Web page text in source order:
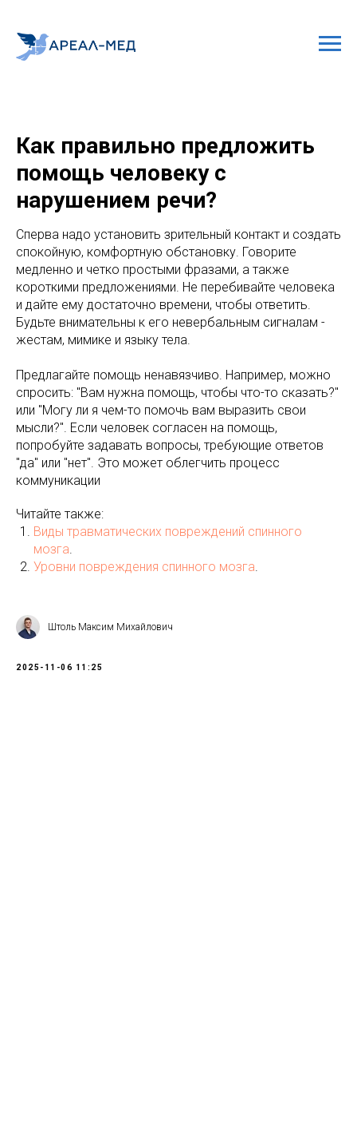
Как правильно предложить
помощь человеку с
нарушением речи?
Сперва надо установить зрительный контакт и создать
спокойную, комфортную обстановку. Говорите
медленно и четко простыми фразами, а также
короткими предложениями. Не перебивайте человека
и дайте ему достаточно времени, чтобы ответить.
Будьте внимательны к его невербальным сигналам -
жестам, мимике и языку тела.
Предлагайте помощь ненавязчиво. Например, можно
спросить: "Вам нужна помощь, чтобы что-то сказать?"
или "Могу ли я чем-то помочь вам выразить свои
мысли?". Если человек согласен на помощь,
попробуйте задавать вопросы, требующие ответов
"да" или "нет". Это может облегчить процесс
коммуникации
Читайте также:
Виды травматических повреждений спинного
мозга.
Уровни повреждения спинного мозга.
Штоль Максим Михайлович
2025-11-06 11:25